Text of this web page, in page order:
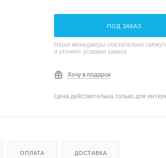
ПОД ЗАКАЗ
Наши менеджеры обязательно
и уточнят условия заказа
Хочу в подарок
Цена действительна только для
ОПЛАТА ДОСТАВКА